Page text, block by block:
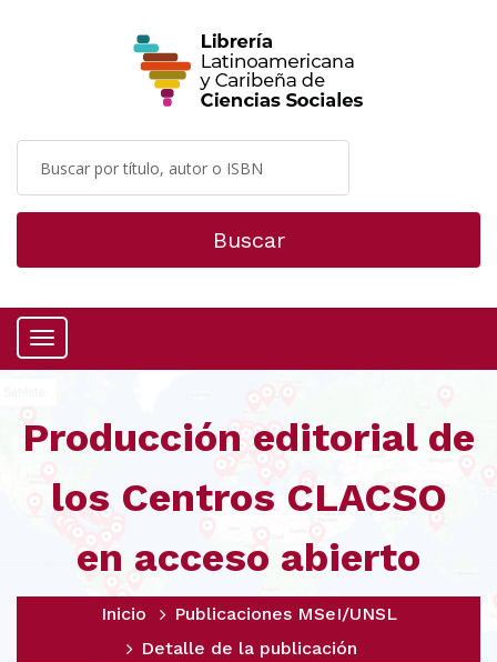
Buscar
Menú
Producción editorial de
los Centros CLACSO
en acceso abierto
Inicio
Publicaciones MSeI/UNSL
Detalle de la publicación